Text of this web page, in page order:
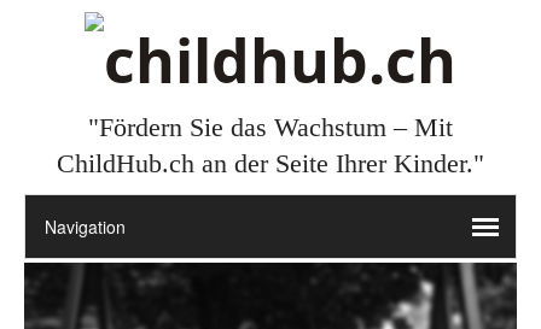
"Fördern Sie das Wachstum – Mit
ChildHub.ch an der Seite Ihrer Kinder."